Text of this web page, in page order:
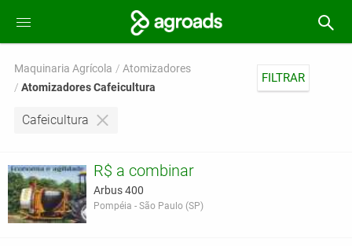
Maquinaria Agrícola
Atomizadores
Atomizadores Cafeicultura
FILTRAR
Cafeicultura
R$ a combinar
Arbus 400
Pompéia - São Paulo (SP)